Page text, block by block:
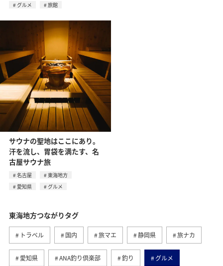
グルメ
旅館
サウナの聖地はここにあり。
汗を流し、胃袋を満たす、名
古屋サウナ旅
名古屋
東海地方
愛知県
グルメ
東海地方つながりタグ
トラベル 国内 旅マエ 静岡県 旅ナカ
愛知県 ANA釣り倶楽部 釣り グルメ